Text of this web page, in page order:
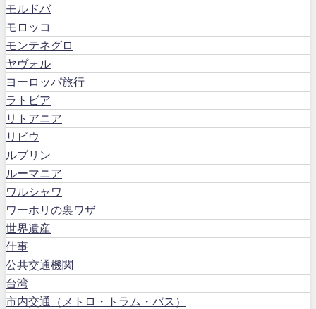
モルドバ
モロッコ
モンテネグロ
ヤヴォル
ヨーロッパ旅行
ラトビア
リトアニア
リビウ
ルブリン
ルーマニア
ワルシャワ
ワーホリの裏ワザ
世界遺産
仕事
公共交通機関
台湾
市内交通（メトロ・トラム・バス）